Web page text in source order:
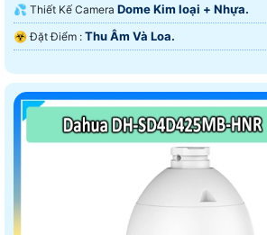
💦 Thiết Kế Camera Dome Kim loại + Nhựa.
️☣️ Đặt Điểm : Thu Âm Và Loa.